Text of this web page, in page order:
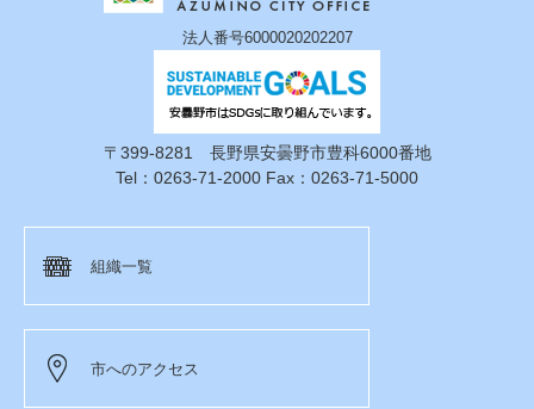
法人番号6000020202207
〒399-8281 長野県安曇野市豊科6000番地
Tel：0263-71-2000 Fax：0263-71-5000
組織一覧
市へのアクセス